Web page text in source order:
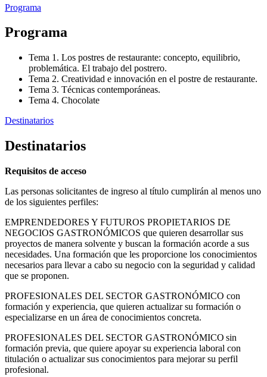
Programa
Programa
Tema 1. Los postres de restaurante: concepto, equilibrio,
problemática. El trabajo del postrero.
Tema 2. Creatividad e innovación en el postre de restaurante.
Tema 3. Técnicas contemporáneas.
Tema 4. Chocolate
Destinatarios
Destinatarios
Requisitos de acceso
Las personas solicitantes de ingreso al título cumplirán al menos uno
de los siguientes perfiles:
EMPRENDEDORES Y FUTUROS PROPIETARIOS DE
NEGOCIOS GASTRONÓMICOS que quieren desarrollar sus
proyectos de manera solvente y buscan la formación acorde a sus
necesidades. Una formación que les proporcione los conocimientos
necesarios para llevar a cabo su negocio con la seguridad y calidad
que se proponen.
PROFESIONALES DEL SECTOR GASTRONÓMICO con
formación y experiencia, que quieren actualizar su formación o
especializarse en un área de conocimientos concreta.
PROFESIONALES DEL SECTOR GASTRONÓMICO sin
formación previa, que quiere apoyar su experiencia laboral con
titulación o actualizar sus conocimientos para mejorar su perfil
profesional.